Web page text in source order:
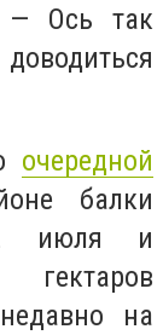
— Ось так
очередной
балки
июля и
на